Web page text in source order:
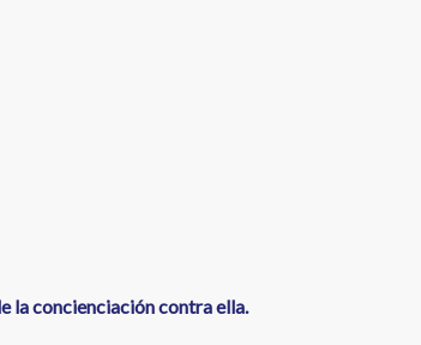
la concienciación contra ella.